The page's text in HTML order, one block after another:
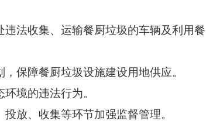
法收集、运输餐厨垃圾的车辆及利用餐
保障餐厨垃圾设施建设用地供应。
境的违法行为。
放、收集等环节加强监督管理。